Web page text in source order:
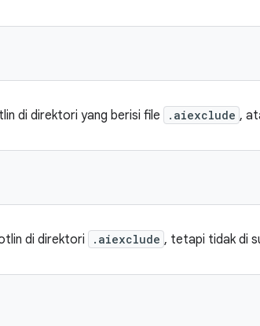
di direktori yang berisi file .aiexclude ,
di direktori .aiexclude , tetapi tidak di